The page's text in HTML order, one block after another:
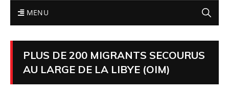
MENU
PLUS DE 200 MIGRANTS SECOURUS
AU LARGE DE LA LIBYE (OIM)